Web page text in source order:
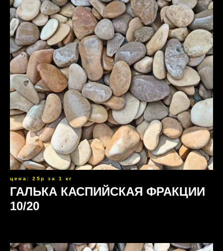
цена: 25р за 1 кг
ГАЛЬКА КАСПИЙСКАЯ ФРАКЦИИ
10/20